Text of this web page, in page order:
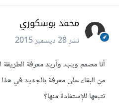
محمد بوسكوري
نشر28 ديسمبر 2015
أنا مصمم ويب، وأريد معرفة الطريقة
من البقاء على معرفة بالجديد في هذا
تتبعها للإستفادة منها؟